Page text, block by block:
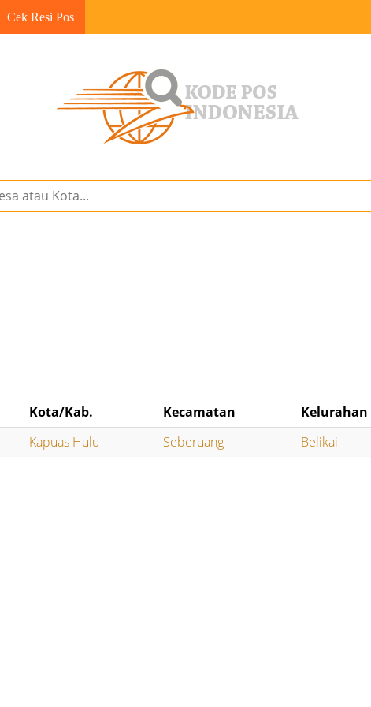
Cek Resi Pos
Kota/Kab. Kecamatan
Kelurahan
Kapuas Hulu Seberuang Belikai